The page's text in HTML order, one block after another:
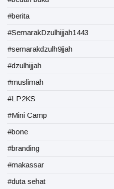
#berita
#SemarakDzulhijjah1443
#semarakdzulh9jjah
#dzulhijjah
#muslimah
#LP2KS
#Mini Camp
#bone
#branding
#makassar
#duta sehat